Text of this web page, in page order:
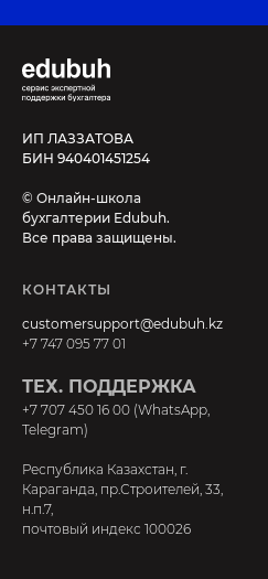
ИП ЛАЗЗАТОВА
БИН 940401451254
© Онлайн-школа
бухгалтерии Edubuh.
Все права защищены.
КОНТАКТЫ
customersupport@edubuh.kz
+7 747 095 77 01
ТЕХ. ПОДДЕРЖКА
+7 707 450 16 00 (WhatsApp,
Telegram)
Республика Казахстан, г.
Караганда, пр.Строителей, 33,
н.п.7,
почтовый индекс 100026